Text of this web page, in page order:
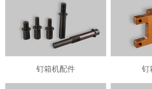
钉箱机配件 钉